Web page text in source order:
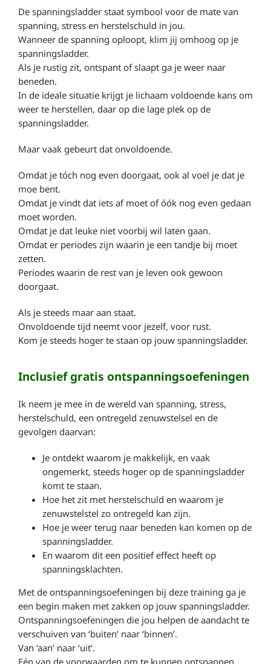
De spanningsladder staat symbool voor de mate van
spanning, stress en herstelschuld in jou.
Wanneer de spanning oploopt, klim jij omhoog op je
spanningsladder.
Als je rustig zit, ontspant of slaapt ga je weer naar
beneden.
In de ideale situatie krijgt je lichaam voldoende kans om
weer te herstellen, daar op die lage plek op de
spanningsladder.
Maar vaak gebeurt dat onvoldoende.
Omdat je tóch nog even doorgaat, ook al voel je dat je
moe bent.
Omdat je vindt dat iets af moet of óók nog even gedaan
moet worden.
Omdat je dat leuke niet voorbij wil laten gaan.
Omdat er periodes zijn waarin je een tandje bij moet
zetten.
Periodes waarin de rest van je leven ook gewoon
doorgaat.
Als je steeds maar aan staat.
Onvoldoende tijd neemt voor jezelf, voor rust.
Kom je steeds hoger te staan op jouw spanningsladder.
Inclusief gratis ontspanningsoefeningen
Ik neem je mee in de wereld van spanning, stress,
herstelschuld, een ontregeld zenuwstelsel en de
gevolgen daarvan:
Je ontdekt waarom je makkelijk, en vaak
ongemerkt, steeds hoger op de spanningsladder
komt te staan.
Hoe het zit met herstelschuld en waarom je
zenuwstelstel zo ontregeld kan zijn.
Hoe je weer terug naar beneden kan komen op de
spanningsladder.
En waarom dit een positief effect heeft op
spanningsklachten.
Met de ontspanningsoefeningen bij deze training ga je
een begin maken met zakken op jouw spanningsladder.
Ontspanningsoefeningen die jou helpen de aandacht te
verschuiven van ‘buiten’ naar ‘binnen’.
Van ‘aan’ naar ‘uit’.